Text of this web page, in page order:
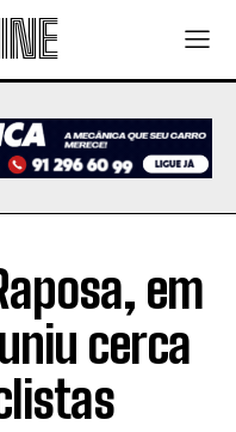
em
cerca